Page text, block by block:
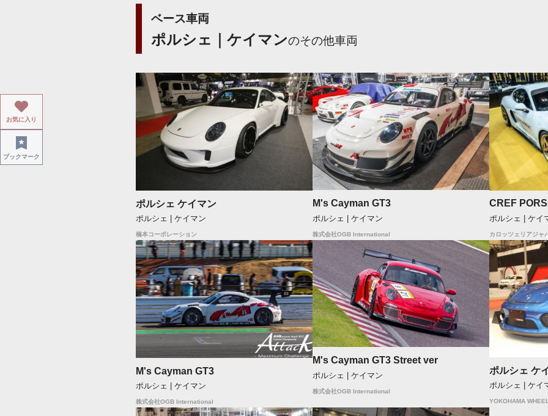
ベース車両
ポルシェ｜ケイマンのその他車両
ポルシェ ケイマン
ポルシェ | ケイマン
橋本コーポレーション
M's Cayman GT3
ポルシェ | ケイマン
株式会社OGB International
CREF
ポルシェ | ケイ
カロッツェリアジャ
M's Cayman GT3
ポルシェ | ケイマン
株式会社OGB International
M's Cayman GT3 Street ver
ポルシェ | ケイマン
株式会社OGB International
ポルシェ ケ
ポルシェ | ケイ
YOKOHAMA
お気に入り
ブックマーク